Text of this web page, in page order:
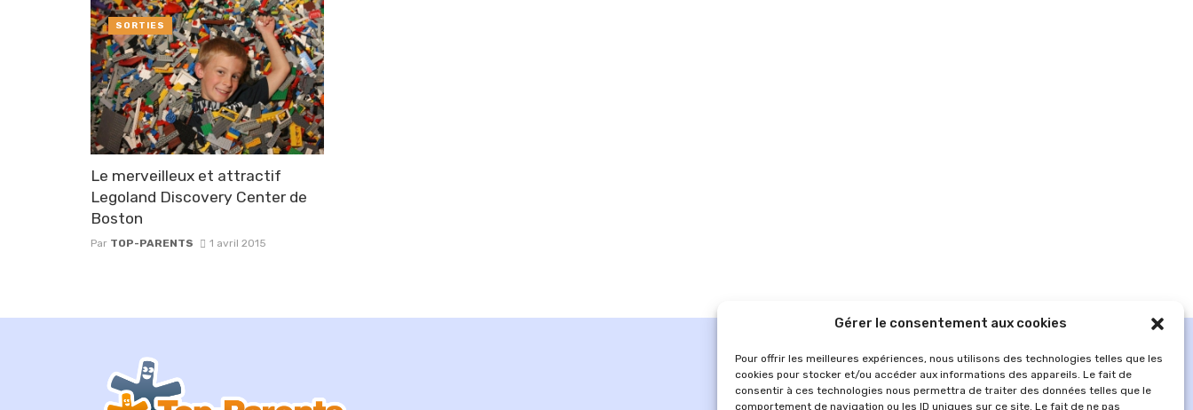
Gérer le consentement aux cookies
Pour offrir les meilleures expériences, nous utilisons des technologies telles que les
cookies pour stocker et/ou accéder aux informations des appareils. Le fait de
consentir à ces technologies nous permettra de traiter des données telles que le
comportement de navigation ou les ID uniques sur ce site. Le fait de ne pas
Le merveilleux et attractif
Legoland Discovery Center de
Boston
Par TOP-PARENTS 1 avril 2015
SORTIES